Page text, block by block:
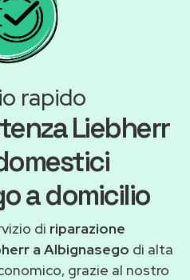
rapido
Liebherr
a domicilio
di riparazione
a Albignasego di alta
grazie al nostro